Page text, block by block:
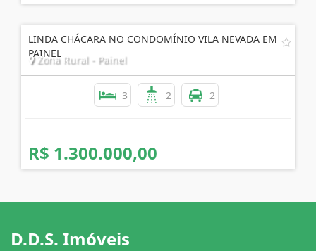
LINDA CHÁCARA NO CONDOMÍNIO VILA NEVADA EM
PAINEL
Zona Rural - Painel
3 2 2
R$ 1.300.000,00
D.D.S. Imóveis